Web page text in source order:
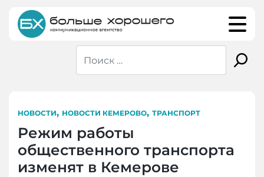
content
НОВОСТИ, НОВОСТИ КЕМЕРОВО, ТРАНСПОРТ
Режим работы
общественного транспорта
изменят в Кемерове